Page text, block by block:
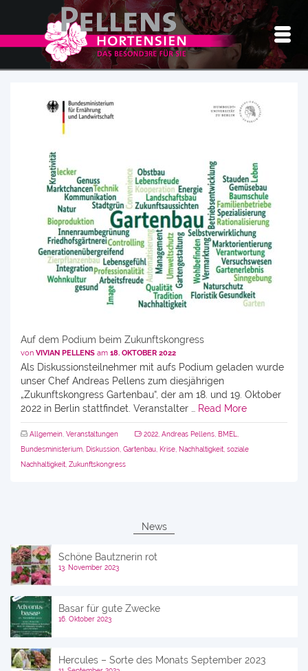
Auf dem Podium beim Zukunftskongress
von VIVIAN PELLENS am 18. OKTOBER 2022
Als Diskussionsteilnehmer mit aufs Podium geladen wurde
unser Chef Andreas Pellens zum diesjährigen
„Zukunftskongress Gartenbau“, der am 18. und 19. Oktober
2022 in Berlin stattfindet. Veranstalter …
Read More
Allgemein Veranstaltungen 2022 Andreas Pellens BMEL
Bundesministerium Diskussion Gartenbau Krise Nachhaltigkeit soziale
Nachhaltigkeit Zukunftskongress
News
Schöne Bautznerin rot
13. November 2023
Basar für gute Zwecke
16. Oktober 2023
Hercules – Sorte des Monats September 2023